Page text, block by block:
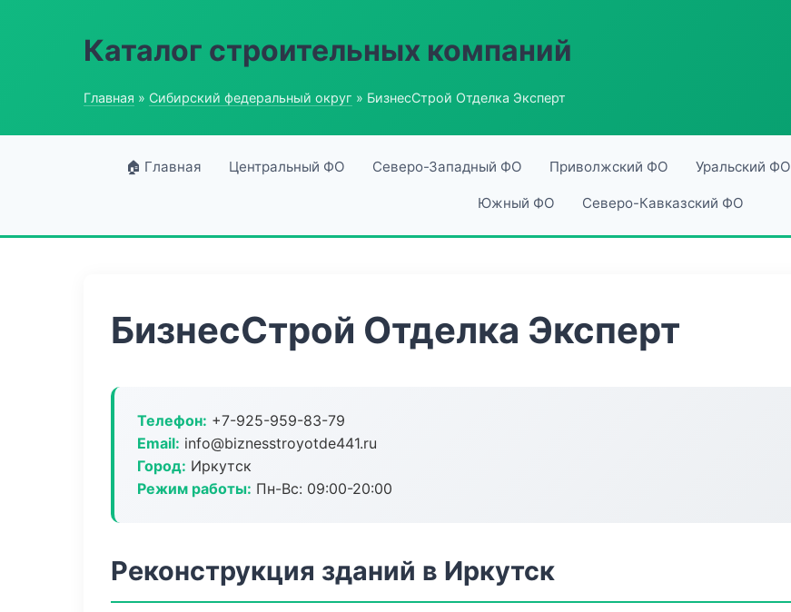
Каталог строительных компаний
Главная » Сибирский федеральный округ » БизнесСтрой Отделка Эксперт
🏠 Главная Центральный ФО Северо-Западный ФО Приволжский ФО Уральский ФО
Южный ФО Северо-Кавказский ФО
БизнесСтрой Отделка Эксперт
Телефон: +7-925-959-83-79
Email: info@biznesstroyotde441.ru
Город: Иркутск
Режим работы: Пн-Вс: 09:00-20:00
Реконструкция зданий в Иркутск